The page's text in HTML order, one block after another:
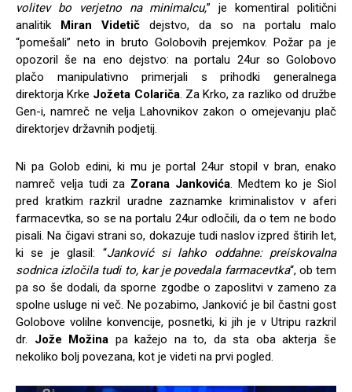
volitev bo verjetno na minimalcu,” je komentiral politični
analitik Miran Videtičdejstvo, da so na portalu malo
“pomešali” neto in bruto Golobovih prejemkov. Požar pa je
opozoril še na eno dejstvo: na portalu 24ur so Golobovo
plačo manipulativno primerjali s prihodki generalnega
direktorja Krke Jožeta Colariča. Za Krko, za razliko od družbe
Gen-i, namreč ne velja Lahovnikov zakon o omejevanju plač
direktorjev državnih podjetij.
Ni pa Golob edini, ki mu je portal 24ur stopil v bran, enako
namreč velja tudi za Zorana Jankovića. Medtem ko je Siol
pred kratkim razkril uradne zaznamke kriminalistov v aferi
farmacevtka, so se na portalu 24ur odločili, da o tem ne bodo
pisali. Na čigavi strani so, dokazuje tudi naslov izpred štirih let,
ki se je glasil: “Janković si lahko oddahne: preiskovalna
sodnica izločila tudi to, kar je povedala farmacevtka“, ob tem
pa so še dodali, da sporne zgodbe o zaposlitvi v zameno za
spolne usluge ni več. Ne pozabimo, Janković je bil častni gost
Golobove volilne konvencije, posnetki, ki jih je v Utripu razkril
dr. Jože Možina pa kažejo na to, da sta oba akterja še
nekoliko bolj povezana, kot je videti na prvi pogled.